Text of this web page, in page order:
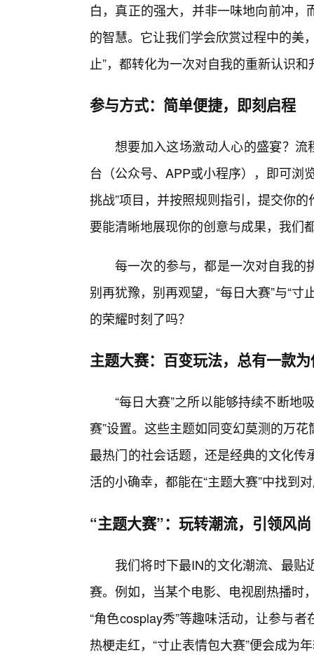
白，真正的强大，并非一味地向前冲
的智慧。它让我们学会欣赏过程中的美
止”，都转化为一次对自我的重新认识和
参与方式：简单便捷，即刻启程
想要加入这场激动人心的盛宴？流
台（公众号、APP或小程序），即可浏
挑战”项目，并按照规则指引，提交你
要能清晰地展现你的创意与成果，我们
每一次的参与，都是一次对自我的
别再犹豫，别再观望，“每日大赛”与“
的荣耀时刻了吗？
主题大赛：百变玩法，总有一款
“每日大赛”之所以能够持续不断地
赛”设置。这些主题如同变幻莫测的万
最热门的社会话题，还是经典的文化
活的小确幸，都能在“主题大赛”中找到
“主题大赛”：玩转潮流，引领风尚
我们将时下最IN的文化潮流、最
赛。例如，当某个电影、电视剧热播时
“角色cosplay秀”等趣味活动，让参与
热梗走红，“寸止表情包大赛”便会成为